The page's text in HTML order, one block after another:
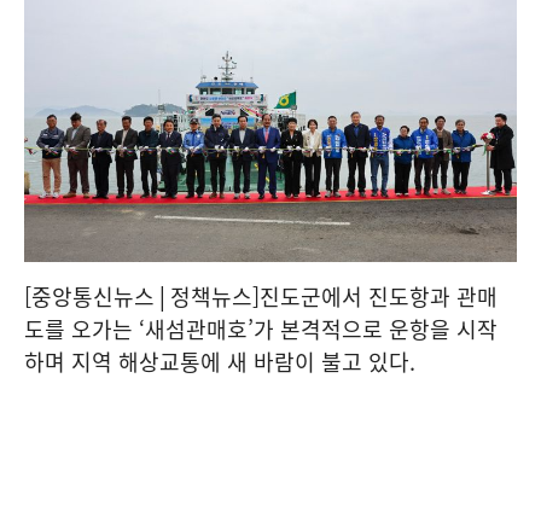
[중앙통신뉴스│정책뉴스]진도군에서 진도항과 관매
도를 오가는 ‘새섬관매호’가 본격적으로 운항을 시작
하며 지역 해상교통에 새 바람이 불고 있다.